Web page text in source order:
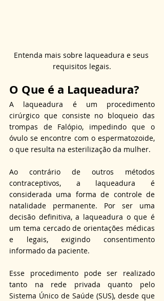
Entenda mais sobre laqueadura e seus
requisitos legais.
O Que é a Laqueadura?
A laqueadura é um procedimento
cirúrgico que consiste no bloqueio das
trompas de Falópio, impedindo que o
óvulo se encontre com o espermatozoide,
o que resulta na esterilização da mulher.
Ao contrário de outros métodos
contraceptivos, a laqueadura é
considerada uma forma de controle de
natalidade permanente. Por ser uma
decisão definitiva, a laqueadura o que é
um tema cercado de orientações médicas
e legais, exigindo consentimento
informado da paciente.
Esse procedimento pode ser realizado
tanto na rede privada quanto pelo
Sistema Único de Saúde (SUS), desde que